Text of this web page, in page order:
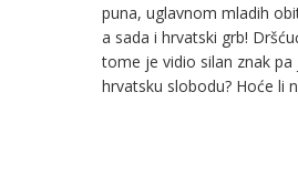
puna, uglavnom mladih
a sada i hrvatski grb!
tome je vidio silan znak
hrvatsku slobodu? Hoće